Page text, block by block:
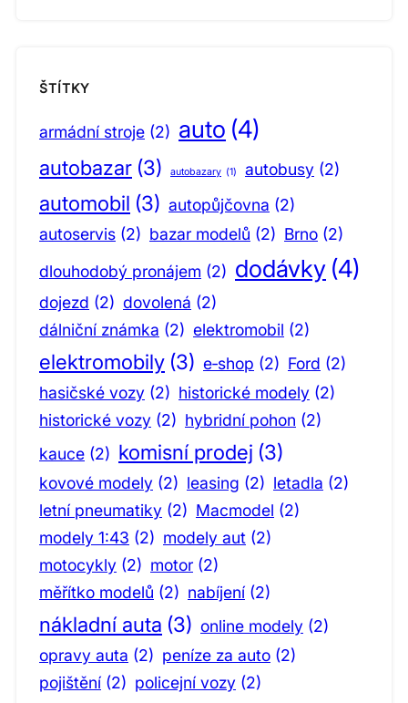
ŠTÍTKY
armádní stroje (2) auto (4)
autobazar (3) autobazary (1) autobusy (2)
automobil (3) autopůjčovna (2)
autoservis (2) bazar modelů (2) Brno (2)
dlouhodobý pronájem (2) dodávky (4)
dojezd (2) dovolená (2)
dálniční známka (2) elektromobil (2)
elektromobily (3) e‑shop (2) Ford (2)
hasičské vozy (2) historické modely (2)
historické vozy (2) hybridní pohon (2)
kauce (2) komisní prodej (3)
kovové modely (2) leasing (2) letadla (2)
letní pneumatiky (2) Macmodel (2)
modely 1:43 (2) modely aut (2)
motocykly (2) motor (2)
měřítko modelů (2) nabíjení (2)
nákladní auta (3) online modely (2)
opravy auta (2) peníze za auto (2)
pojištění (2) policejní vozy (2)